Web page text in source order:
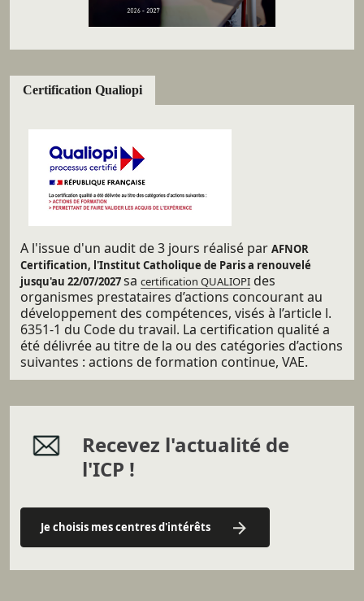
Certification Qualiopi
A l'issue d'un audit de 3 jours réalisé par AFNOR
Certification, l'Institut Catholique de Paris a renouvelé
jusqu'au 22/07/2027sa certification QUALIOPIdes
organismes prestataires d’actions concourant au
développement des compétences, visés à l’article l.
6351-1 du Code du travail. La certification qualité a
été délivrée au titre de la ou des catégories d’actions
suivantes : actions de formation continue, VAE.
Recevez l'actualité de
l'ICP !
Je choisis mes centres d'intérêts